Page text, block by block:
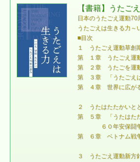
【書籍】うたご
日本のうたごえ運動70
うたごえは生きる力～
■目次
１ うたごえ運動草創
第 １章 うたごえ運
第 ２章 うたごを運
第 ３章 「うたごえ
第 ４章 世界に広が
２ うたはたたかいと
第 ５章 「うたはたた
６０年安保闘争
第 ６章 ベトナム戦
３ うたごえ運動新方